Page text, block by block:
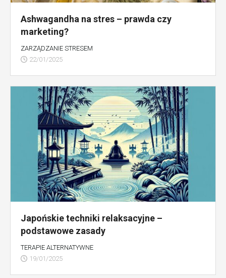
Ashwagandha na stres – prawda czy
marketing?
ZARZĄDZANIE STRESEM
22/01/2025
Japońskie techniki relaksacyjne –
podstawowe zasady
TERAPIE ALTERNATYWNE
19/01/2025